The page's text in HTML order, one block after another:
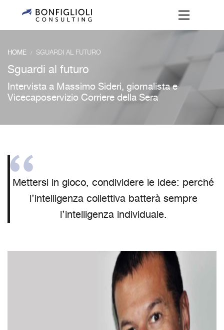
HOME / SGUARDI AL FUTURO
Sguardi al futuro
Intervista a Massimo Sideri, giornalista e
Vicecaposervizio Corriere della Sera
Mettersi in gioco, condividere le idee: perché
l’intelligenza collettiva batterà sempre
l’intelligenza individuale.